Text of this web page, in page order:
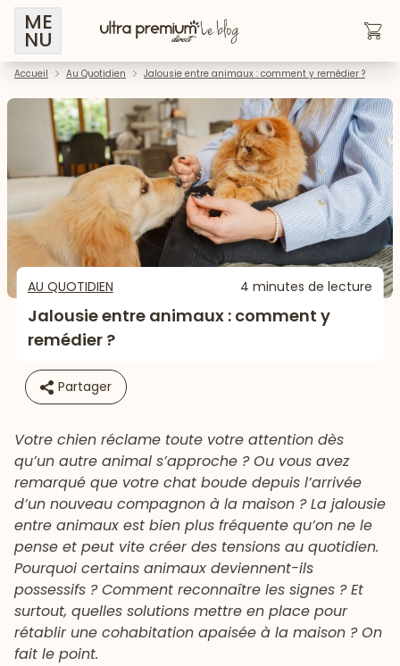
ME
NU
Accueil Au Quotidien Jalousie entre animaux : comment y remédier ?
AU QUOTIDIEN 4 minutes de lecture
Jalousie entre animaux : comment y
remédier ?
Partager
Votre chien réclame toute votre attention dès
qu’un autre animal s’approche ? Ou vous avez
remarqué que votre chat boude depuis l’arrivée
d’un nouveau compagnon à la maison ? La jalousie
entre animaux est bien plus fréquente qu’on ne le
pense et peut vite créer des tensions au quotidien.
Pourquoi certains animaux deviennent-ils
possessifs ? Comment reconnaître les signes ? Et
surtout, quelles solutions mettre en place pour
rétablir une cohabitation apaisée à la maison ? On
fait le point.